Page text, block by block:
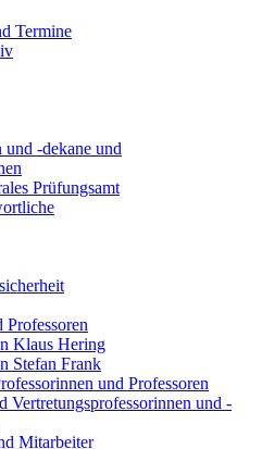
Termine
und -dekane und
Prüfungsamt
Professoren
Klaus Hering
Stefan Frank
und Professoren
Vertretungsprofessorinnen und -
Mitarbeiter